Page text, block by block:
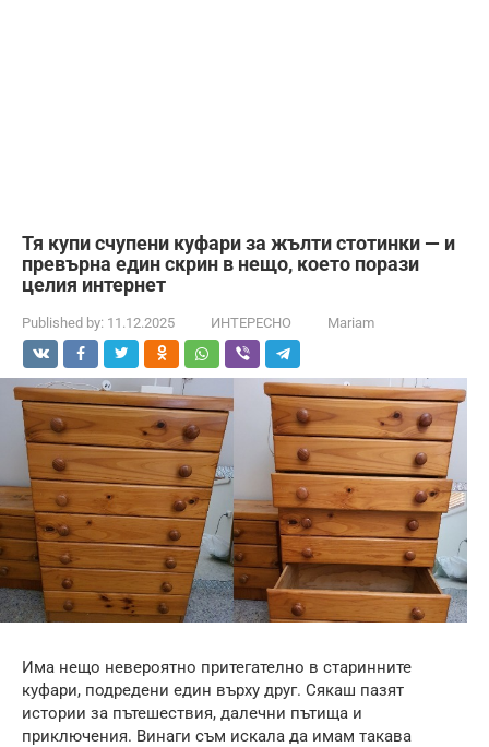
Тя купи счупени куфари за жълти стотинки — и
превърна един скрин в нещо, което порази
целия интернет
Published by: 11.12.2025 ИНТЕРЕСНО Mariam
Има нещо невероятно притегателно в старинните
куфари, подредени един върху друг. Сякаш пазят
истории за пътешествия, далечни пътища и
приключения. Винаги съм искала да имам такава